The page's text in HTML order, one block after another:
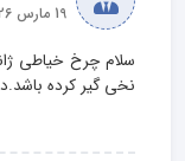
19 مارس 2026
نخی گیر کرده